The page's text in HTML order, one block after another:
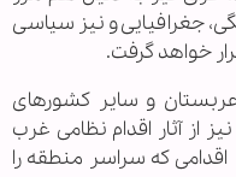
جغرافیایی و نیز سیاسی
خواهد گرفت.
و سایر کشورهای
از آثار اقدام نظامی غرب
که سراسر منطقه را